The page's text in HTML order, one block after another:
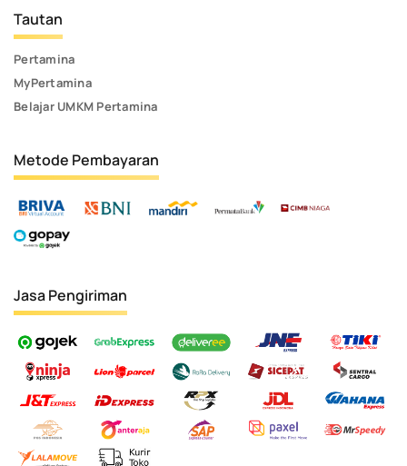
Tautan
Pertamina
MyPertamina
Belajar UMKM Pertamina
Metode Pembayaran
Jasa Pengiriman